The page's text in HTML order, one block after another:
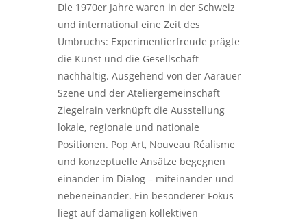
Die 1970er Jahre waren in der Schweiz
und international eine Zeit des
Umbruchs: Experimentierfreude prägte
die Kunst und die Gesellschaft
nachhaltig. Ausgehend von der Aarauer
Szene und der Ateliergemeinschaft
Ziegelrain verknüpft die Ausstellung
lokale, regionale und nationale
Positionen. Pop Art, Nouveau Réalisme
und konzeptuelle Ansätze begegnen
einander im Dialog – miteinander und
nebeneinander. Ein besonderer Fokus
liegt auf damaligen kollektiven